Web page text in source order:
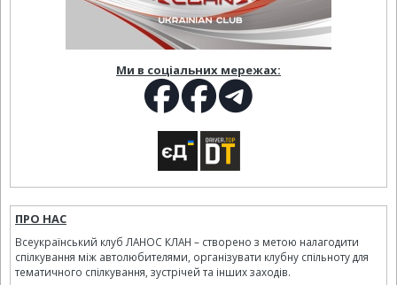
Ми в соціальних мережах:
ПРО НАС
Всеукраїнський клуб ЛАНОС КЛАН – створено з метою налагодити
спілкування між автолюбителями, організувати клубну спільноту для
тематичного спілкування, зустрічей та інших заходів.